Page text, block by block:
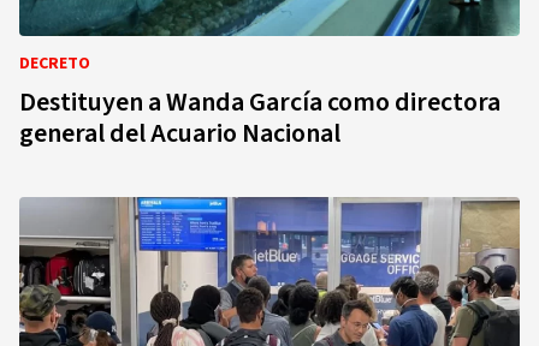
DECRETO
Destituyen a Wanda García como directora
general del Acuario Nacional